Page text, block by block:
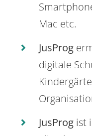
Mac etc.
JusProg
digitale
JusProg ist